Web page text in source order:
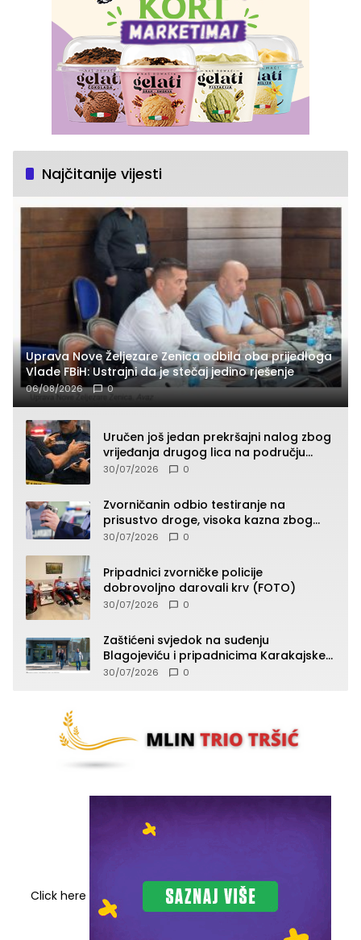
Najčitanije vijesti
Uprava Nove Željezare Zenica odbila oba prijedloga
Vlade FBiH: Ustrajni da je stečaj jedino rješenje
06/08/2026 0
Uručen još jedan prekršajni nalog zbog
vrijeđanja drugog lica na području
Zvornika
30/07/2026 0
Zvorničanin odbio testiranje na
prisustvo droge, visoka kazna zbog
kršenja Zakona o osnovama
30/07/2026 0
Pripadnici zvorničke policije
dobrovoljno darovali krv (FOTO)
30/07/2026 0
Zaštićeni svjedok na suđenju
Blagojeviću i pripadnicima Karakajske
čete potvrdio da je od komande tražio
30/07/2026 0
Click here